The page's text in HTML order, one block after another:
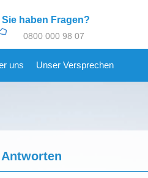
Sie haben Fragen?
0800 000 98 07
uns Unser Versprechen